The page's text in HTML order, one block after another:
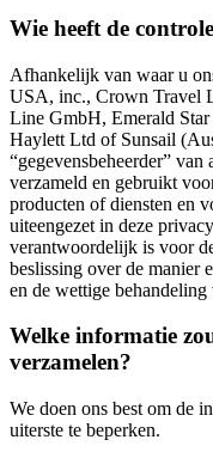
Wie heeft de
Afhankelijk van waar u
USA, inc., Crown Travel
Line GmbH, Emerald
Haylett Ltd of Sunsail
“gegevensbeheerder”
verzameld en gebruikt
producten of diensten en
uiteengezet in deze
verantwoordelijk is voor
beslissing over de manier
en de wettige behandeling
Welke informatie
verzamelen?
We doen ons best om de
uiterste te beperken.